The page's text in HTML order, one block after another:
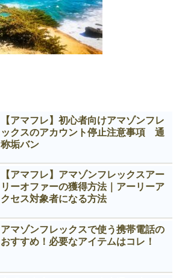
【アマフレ】初心者向けアマゾンフレ
ックスのアカウント停止注意事項 通
称垢バン
【アマフレ】アマゾンフレックスアー
リーオファーの獲得方法｜アーリーア
クセス対象者になる方法
アマゾンフレックスで使う携帯電話の
おすすめ！必要なアイテムはコレ！